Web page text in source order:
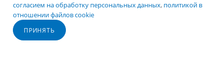
2026 © Лига - каталог лакокрасочных покрытий
согласием на обработку персональных данных, политикой в
отношении файлов cookie
ПРИНЯТЬ